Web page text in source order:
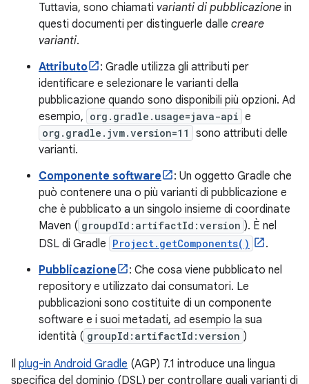
Tuttavia, sono chiamati varianti di pubblicazione in
questi documenti per distinguerle dalle creare
varianti.
Attributo
: Gradle utilizza gli attributi per
identificare e selezionare le varianti della
pubblicazione quando sono disponibili più opzioni. Ad
esempio, org.gradle.usage=java-api e
org.gradle.jvm.version=11
sono attributi delle
varianti.
Componente software
: Un oggetto Gradle che
può contenere una o più varianti di pubblicazione e
che è pubblicato a un singolo insieme di coordinate
Maven ( groupdId:artifactId:version ). È nel
DSL di Gradle Project.getComponents()
.
Pubblicazione
: Che cosa viene pubblicato nel
repository e utilizzato dai consumatori. Le
pubblicazioni sono costituite di un componente
software e i suoi metadati, ad esempio la sua
identità ( groupId:artifactId:version )
Il plug-in Android Gradle (AGP) 7.1 introduce una lingua
specifica del dominio (DSL) per controllare quali varianti di